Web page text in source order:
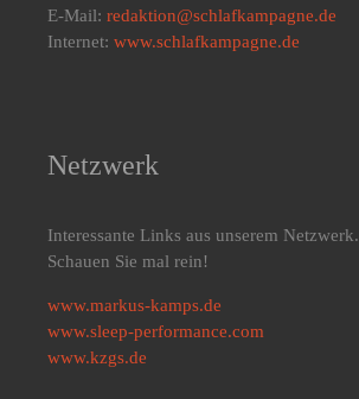
E-Mail: redaktion@schlafkampagne.de
Internet: www.schlafkampagne.de
Netzwerk
Interessante Links aus unserem Netzwerk.
Schauen Sie mal rein!
www.markus-kamps.de
www.sleep-performance.com
www.kzgs.de